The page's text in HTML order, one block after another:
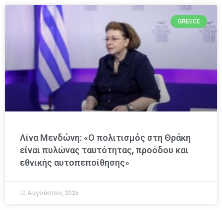
GREECE
Λίνα Μενδώνη: «Ο πολιτισμός στη Θράκη
είναι πυλώνας ταυτότητας, προόδου και
εθνικής αυτοπεποίθησης»
10 Αυγούστου, 2026